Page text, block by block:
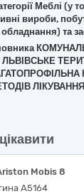
Меблі (у
вироби,
та
ЛЬВІВСЬКЕ
Mobis 8
А5164